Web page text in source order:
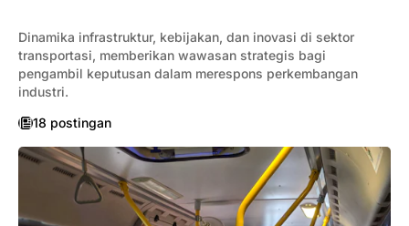
Dinamika infrastruktur, kebijakan, dan inovasi di sektor
transportasi, memberikan wawasan strategis bagi
pengambil keputusan dalam merespons perkembangan
industri.
18 postingan